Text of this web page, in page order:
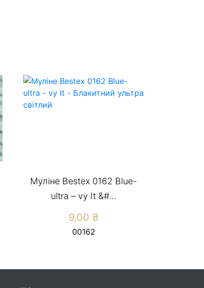
Муліне Bestex 0162 Blue-
ultra – vy It &#...
9,00 ₴
00162